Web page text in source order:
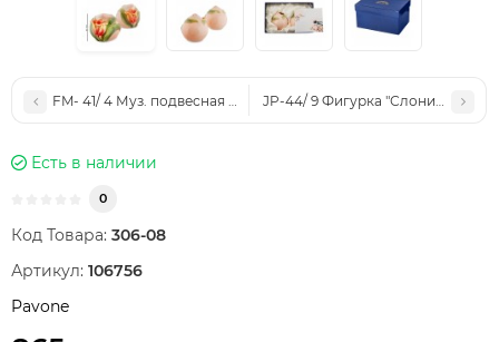
FM- 41/ 4 Муз. подвесная фигурка "Канарейка" (Pavone)
JP-44/ 9 Фигурка "Слоник"
Есть в наличии
0
Код Товара: 306-08
Артикул: 106756
Pavone